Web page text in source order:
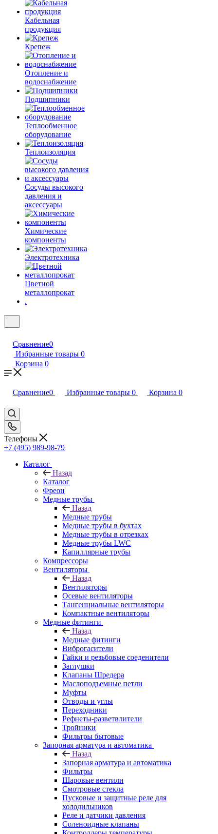
Кабельная
продукция
Крепеж
Отопление и
водоснабжение
Подшипники
Теплообменное
оборудование
Теплоизоляция
Сосуды высокого
давления и
аксессуары
Химические
компоненты
Электротехника
Цветной
металлопрокат
.
Сравнение0
Избранные товары 0
Корзина 0
Сравнение0 Избранные товары 0 Корзина 0
Телефоны
+7 (495) 989-98-79
Каталог
Назад
Каталог
Фреон
Медные трубы
Назад
Медные трубы
Медные трубы в бухтах
Медные трубы в отрезках
Медные трубы LWC
Капиллярные трубы
Компрессоры
Вентиляторы
Назад
Вентиляторы
Осевые вентиляторы
Тангенциальные вентиляторы
Компактные вентиляторы
Медные фитинги
Назад
Медные фитинги
Виброгасители
Гайки и резьбовые соеденители
Заглушки
Клапаны Шредера
Маслоподъемные петли
Муфты
Отводы и углы
Переходники
Рефнеты-разветвлители
Тройники
Фильтры бытовые
Запорная арматура и автоматика
Назад
Запорная арматура и автоматика
Фильтры
Шаровые вентили
Смотровые стекла
Пусковые и защитные реле для
холодильников
Реле и датчики давления
Соленоидные клапаны